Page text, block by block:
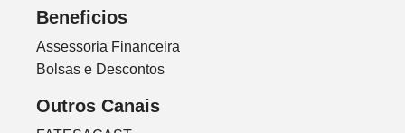
Beneficios
Assessoria Financeira
Bolsas e Descontos
Outros Canais